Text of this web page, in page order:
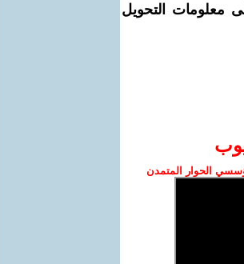
معلومات التحويل
الحوار المتمدن